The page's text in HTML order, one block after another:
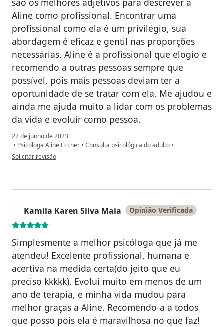
Aline como profissional. Encontrar uma
profissional como ela é um privilégio, sua
abordagem é eficaz e gentil nas proporções
necessárias. Aline é a profissional que elogio e
recomendo a outras pessoas sempre que
possível, pois mais pessoas deviam ter a
oportunidade de se tratar com ela. Me ajudou e
ainda me ajuda muito a lidar com os problemas
da vida e evoluir como pessoa.
22 de junho de 2023
• Psicologa Aline Eccher • Consulta psicológica do adulto •
na opinião do utilizador Kamila Karen Silva Maia
Solicitar revisão
Kamila Karen Silva Maia Opinião Verificada
Simplesmente a melhor psicóloga que já me
atendeu! Excelente profissional, humana e
acertiva na medida certa(do jeito que eu
preciso kkkkk). Evolui muito em menos de um
ano de terapia, e minha vida mudou para
melhor graças a Aline. Recomendo-a a todos
que posso pois ela é maravilhosa no que faz!